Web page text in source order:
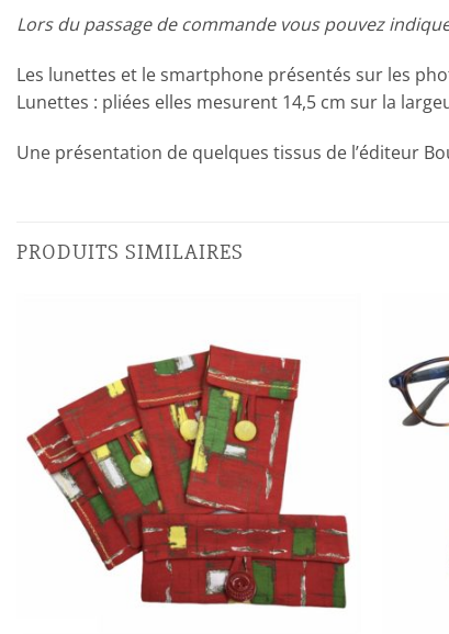
Lors du passage de commande vous pouvez
Les lunettes et le smartphone présentés sur les
Lunettes : pliées elles mesurent 14,5 cm sur la
Une présentation de quelques tissus de l’éditeur
PRODUITS SIMILAIRES